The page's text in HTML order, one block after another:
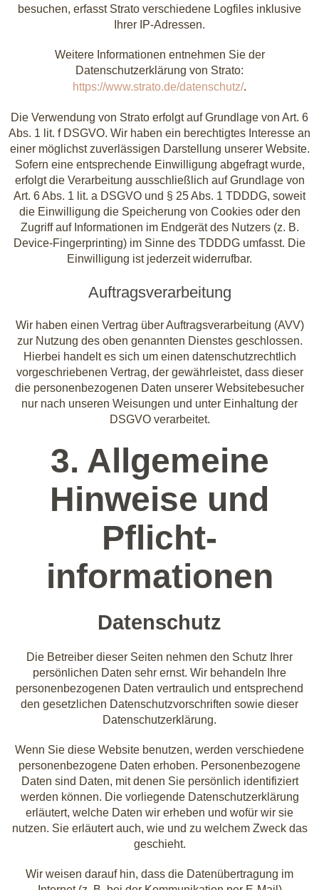
besuchen, erfasst Strato verschiedene Logfiles inklusive
Ihrer IP-Adressen.
Weitere Informationen entnehmen Sie der
Datenschutzerklärung von Strato:
https://www.strato.de/datenschutz/.
Die Verwendung von Strato erfolgt auf Grundlage von Art. 6
Abs. 1 lit. f DSGVO. Wir haben ein berechtigtes Interesse an
einer möglichst zuverlässigen Darstellung unserer Website.
Sofern eine entsprechende Einwilligung abgefragt wurde,
erfolgt die Verarbeitung ausschließlich auf Grundlage von
Art. 6 Abs. 1 lit. a DSGVO und § 25 Abs. 1 TDDDG, soweit
die Einwilligung die Speicherung von Cookies oder den
Zugriff auf Informationen im Endgerät des Nutzers (z. B.
Device-Fingerprinting) im Sinne des TDDDG umfasst. Die
Einwilligung ist jederzeit widerrufbar.
Auftragsverarbeitung
Wir haben einen Vertrag über Auftragsverarbeitung (AVV)
zur Nutzung des oben genannten Dienstes geschlossen.
Hierbei handelt es sich um einen datenschutzrechtlich
vorgeschriebenen Vertrag, der gewährleistet, dass dieser
die personenbezogenen Daten unserer Websitebesucher
nur nach unseren Weisungen und unter Einhaltung der
DSGVO verarbeitet.
3. Allgemeine
Hinweise und
Pflicht­
informationen
Datenschutz
Die Betreiber dieser Seiten nehmen den Schutz Ihrer
persönlichen Daten sehr ernst. Wir behandeln Ihre
personenbezogenen Daten vertraulich und entsprechend
den gesetzlichen Datenschutzvorschriften sowie dieser
Datenschutzerklärung.
Wenn Sie diese Website benutzen, werden verschiedene
personenbezogene Daten erhoben. Personenbezogene
Daten sind Daten, mit denen Sie persönlich identifiziert
werden können. Die vorliegende Datenschutzerklärung
erläutert, welche Daten wir erheben und wofür wir sie
nutzen. Sie erläutert auch, wie und zu welchem Zweck das
geschieht.
Wir weisen darauf hin, dass die Datenübertragung im